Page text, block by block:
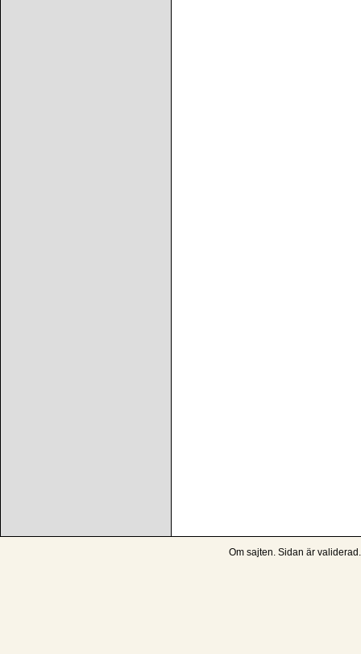
Om sajten. Sidan är validerad